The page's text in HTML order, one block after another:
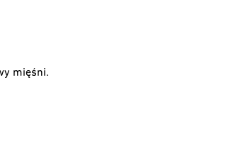
mięśni.